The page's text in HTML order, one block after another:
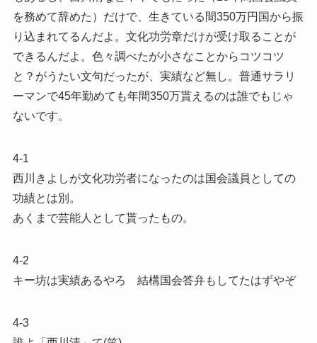
を務めて辞めた）だけで、生きている間350万円国から振
り込まれてるんだよ。文化功労章だけが受け取ることが
できるんだよ。色々調べたが小さなことからコツコツ
と？がうたい文句だったが、実績など無し。普通サラリ
ーマンで45年勤めても年間350万貰えるのは誰でもじゃ
ないです。
4-1
西川きよしが文化功労者になったのは国会議員としての
功績とは別。
あくまで芸能人として貰ったもの。
4-2
キー坊は実績あるやろ 結構国会答弁もしてたはずやぞ
4-3